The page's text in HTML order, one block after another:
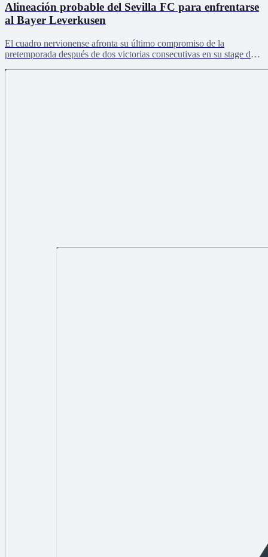
Alineación probable del Sevilla FC para enfrentarse
al Bayer Leverkusen
El cuadro nervionense afronta su último compromiso de la
pretemporada después de dos victorias consecutivas en su stage de